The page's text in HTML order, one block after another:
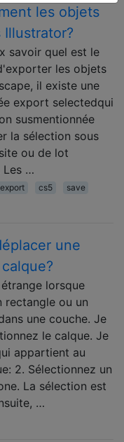
les objets
savoir quel est le
les objets
il existe une
export selectedqui
susmentionnée
la sélection sous
ou de lot
Les …
export cs5
save
une
lorsque
rectangle ou un
une couche. Je
le calque. Je
appartient au
2. Sélectionnez un
La sélection est
…